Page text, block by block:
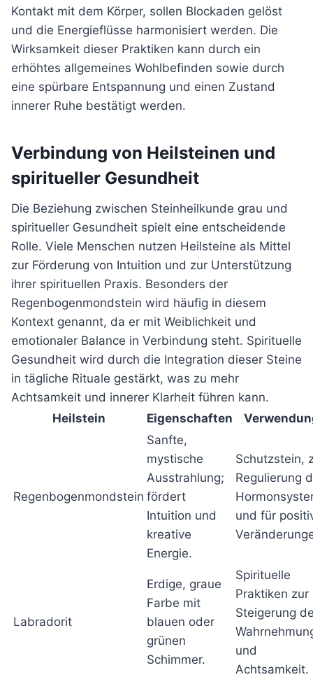
Kontakt mit dem Körper, sollen Blockaden gelöst
und die Energieflüsse harmonisiert werden. Die
Wirksamkeit dieser Praktiken kann durch ein
erhöhtes allgemeines Wohlbefinden sowie durch
eine spürbare Entspannung und einen Zustand
innerer Ruhe bestätigt werden.
Verbindung von Heilsteinen und
spiritueller Gesundheit
Die Beziehung zwischen Steinheilkunde grau und
spiritueller Gesundheit spielt eine entscheidende
Rolle. Viele Menschen nutzen Heilsteine als Mittel
zur Förderung von Intuition und zur Unterstützung
ihrer spirituellen Praxis. Besonders der
Regenbogenmondstein wird häufig in diesem
Kontext genannt, da er mit Weiblichkeit und
emotionaler Balance in Verbindung steht. Spirituelle
Gesundheit wird durch die Integration dieser Steine
in tägliche Rituale gestärkt, was zu mehr
Achtsamkeit und innerer Klarheit führen kann.
Heilstein
Eigenschaften
Regenbogenmondstein
Sanfte,
mystische
Ausstrahlung;
fördert
Intuition und
kreative
Energie.
Schutzstein,
Regulierung
und für
Labradorit
Erdige, graue
Farbe mit
blauen oder
grünen
Schimmer.
Spirituelle
Praktiken zur
Steigerung
und
Achtsamkeit.